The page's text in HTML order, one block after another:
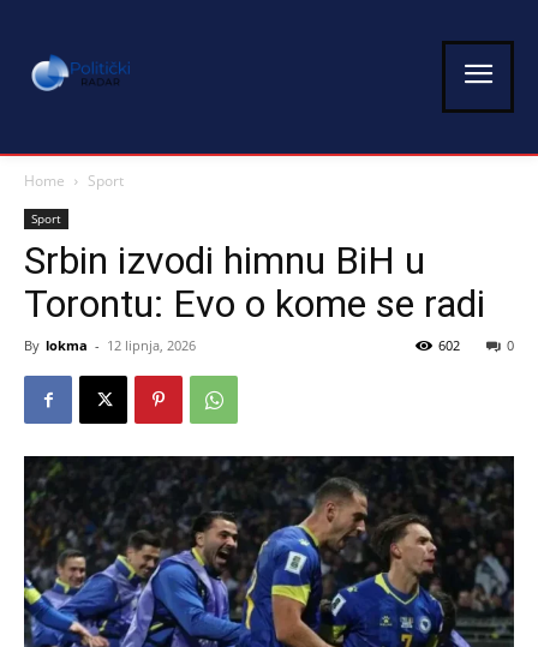
Home Sport
Sport
Srbin izvodi himnu BiH u
Torontu: Evo o kome se radi
By lokma - 12 lipnja, 2026 0
602